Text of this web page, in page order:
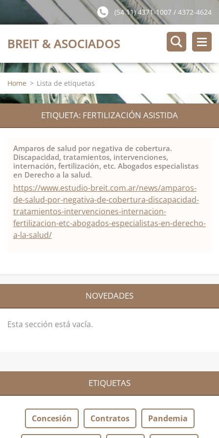
(54 11) 4371-1007 / 4372-4624
BREIT & ASOCIADOS
Home > Lista de etiquetas
ETIQUETA: FERTILIZACIÓN ASISTIDA
Amparos de salud por negativa de cobertura.
Discapacidad, tratamientos, intervenciones,
internación, fertilización, etc. Abogados especialistas
en Derecho a la salud.
https://www.estudio-breit.com.ar/news/amparos-
de-salud-por-negativa-de-cobertura-discapacidad-
tratamientos-intervenciones-internacion-
fertilizacion-etc-abogados-especialistas-en-derecho-
a-la-salud/
NOVEDADES
Esta sección está vacía.
ETIQUETAS
Concesión Contratos Pandemia